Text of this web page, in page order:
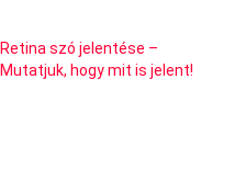
Retina szó jelentése –
Mutatjuk, hogy mit is jelent!